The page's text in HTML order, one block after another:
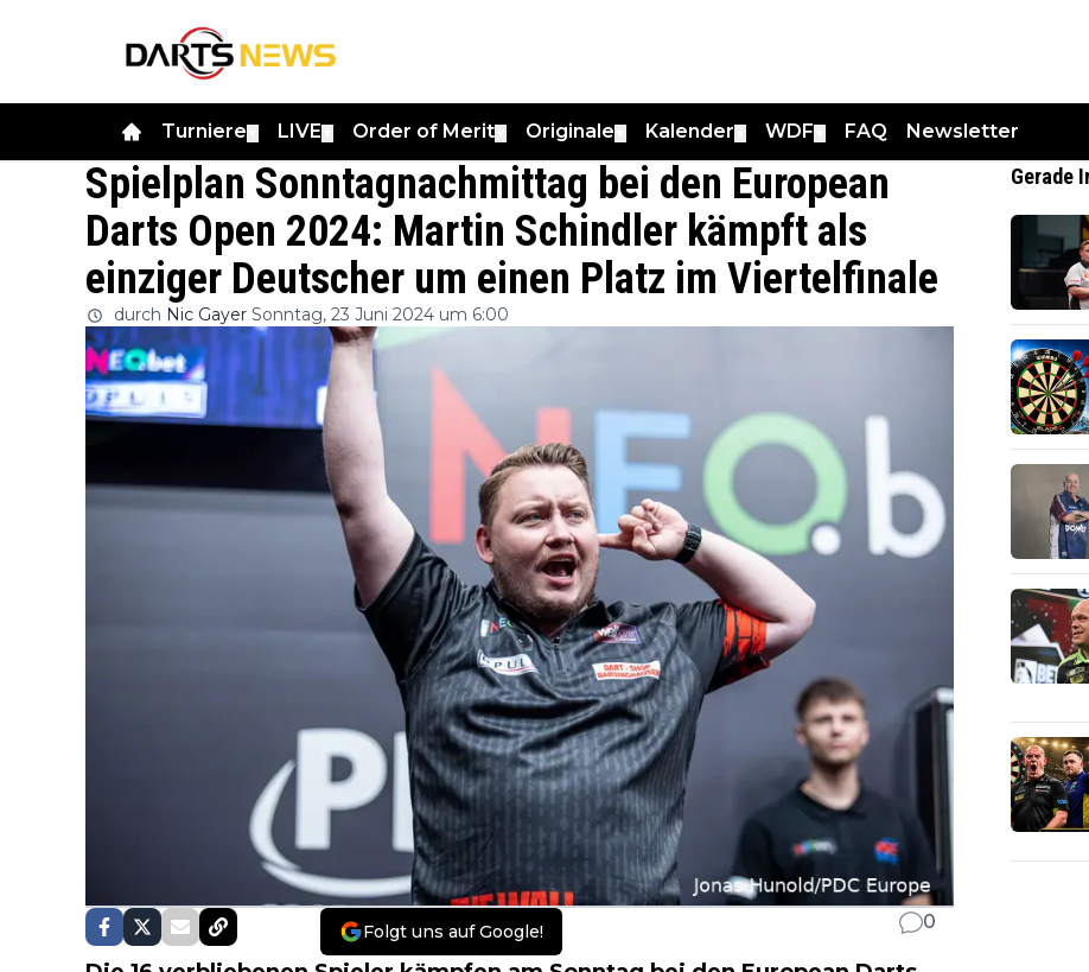
Turniere LIVE Order of Merit Originale Kalender WDF FAQ Newsletter
Spielplan Sonntagnachmittag bei den European
Darts Open 2024: Martin Schindler kämpft als
einziger Deutscher um einen Platz im Viertelfinale
durch Nic Gayer Sonntag, 23 Juni 2024 um 6:00
Folgt uns auf Google! 0
Gerade